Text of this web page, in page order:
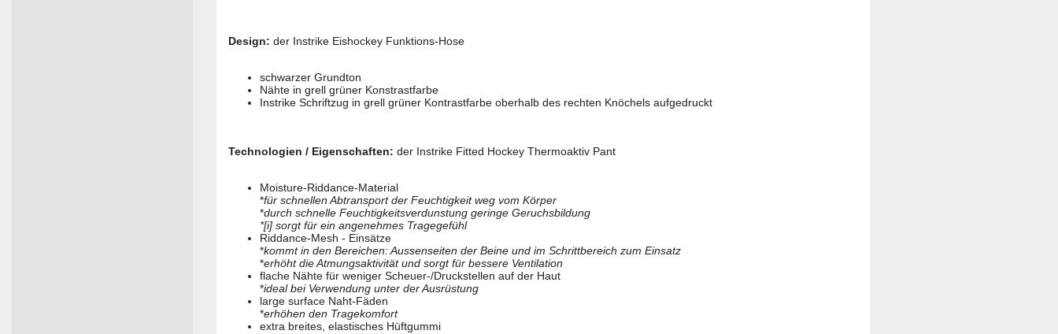
Design: der Instrike Eishockey Funktions-Hose
schwarzer Grundton
Nähte in grell grüner Konstrastfarbe
Instrike Schriftzug in grell grüner Kontrastfarbe oberhalb des rechten Knöchels aufgedruckt
Technologien / Eigenschaften: der Instrike Fitted Hockey Thermoaktiv Pant
Moisture-Riddance-Material
*für schnellen Abtransport der Feuchtigkeit weg vom Körper
*durch schnelle Feuchtigkeitsverdunstung geringe Geruchsbildung
*[i] sorgt für ein angenehmes Tragegefühl
Riddance-Mesh - Einsätze
*kommt in den Bereichen: Aussenseiten der Beine und im Schrittbereich zum Einsatz
*erhöht die Atmungsaktivität und sorgt für bessere Ventilation
flache Nähte für weniger Scheuer-/Druckstellen auf der Haut
*ideal bei Verwendung unter der Ausrüstung
large surface Naht-Fäden
*erhöhen den Tragekomfort
extra breites, elastisches Hüftgummi